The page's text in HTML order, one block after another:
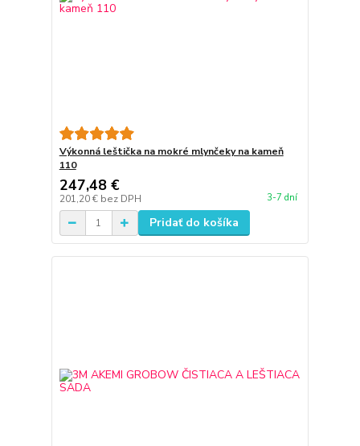
Výkonná leštička na mokré mlynčeky na kameň
110
247,48 €
201,20 € bez DPH 3-7 dní
Pridať do košíka